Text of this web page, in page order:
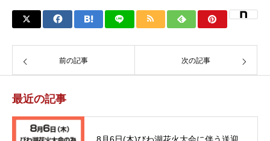
前の記事 次の記事
最近の記事
8月6日(木)びわ湖花火大会に伴う送迎